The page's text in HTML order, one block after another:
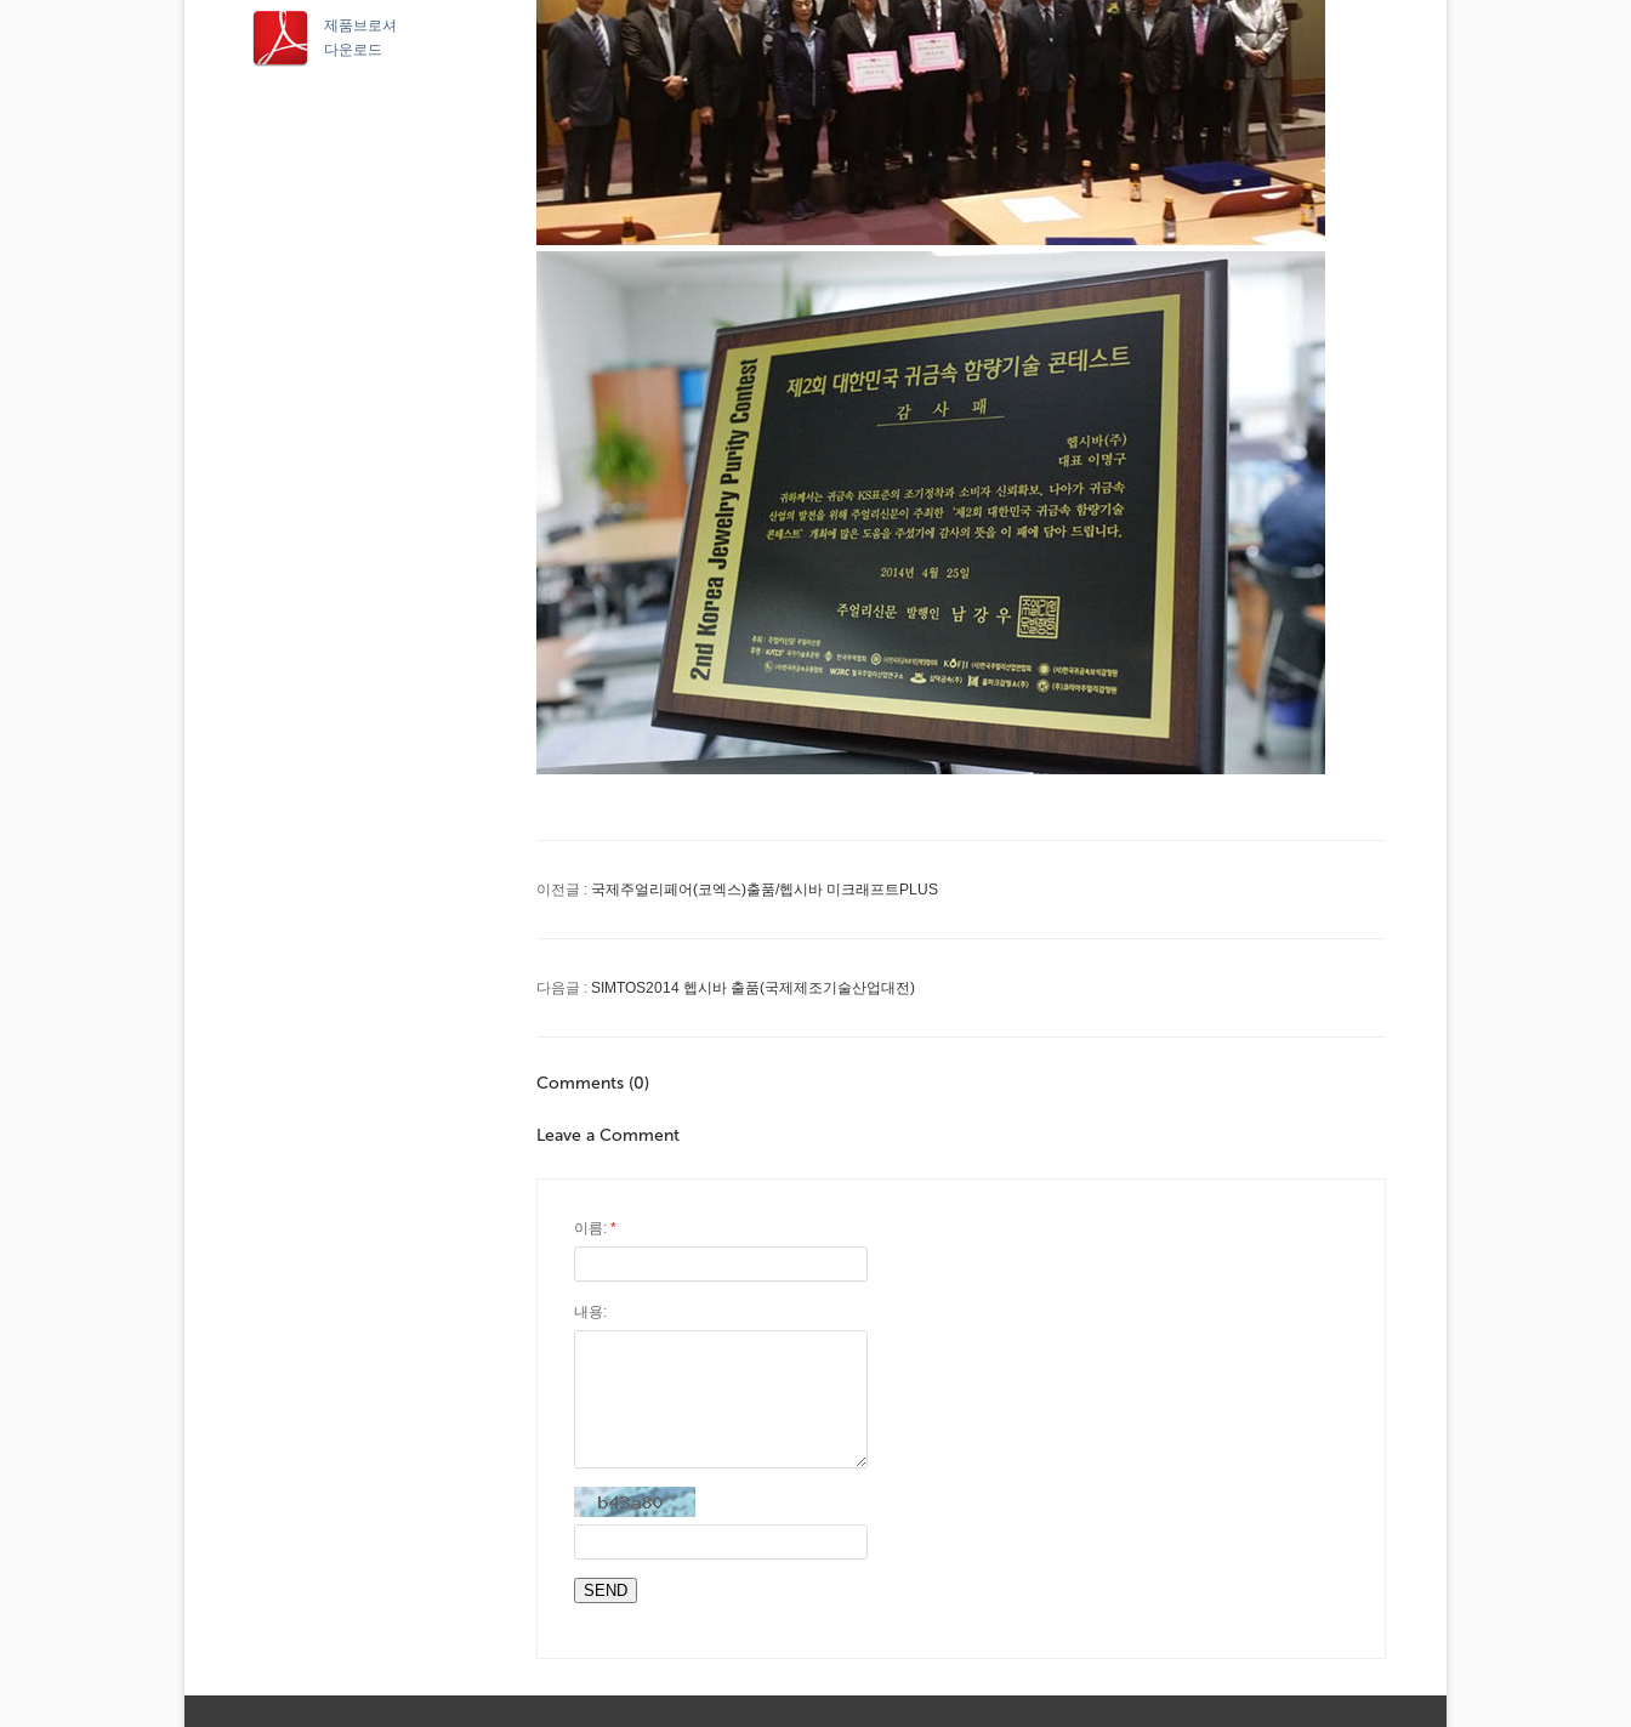
제품브로셔
다운로드
이전글 : 국제주얼리페어(코엑스)출품/헵시바 미크래프트PLUS
다음글 : SIMTOS2014 헵시바 출품(국제제조기술산업대전)
Comments (0)
Leave a Comment
이름: *
내용: